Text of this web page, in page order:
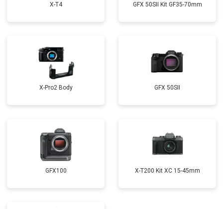
X-T4 GFX 50SII Kit GF35-70mm
X-Pro2 Body GFX 50SII
GFX100 X-T200 Kit XC 15-45mm